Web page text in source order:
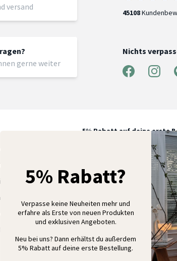
versand
gerne weiter
45108
Nichts
Teppich
Teppich
5% Rabatt auf deine erste
Melde dich für unseren
Kollektionen, Angebote und
5% Rabatt?
Verpasse keine Neuheiten mehr und
erfahre als Erste von neuen Produkten
und exklusiven Angeboten.
Neu bei uns? Dann erhältst du außerdem
5% Rabatt auf deine erste Bestellung.